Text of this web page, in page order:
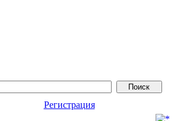
Регистрация